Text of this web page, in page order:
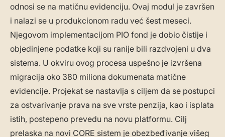
odnosi se na matičnu evidenciju. Ovaj modul je završen
i nalazi se u produkcionom radu već šest meseci.
Njegovom implementacijom PIO fond je dobio čistije i
objedinjene podatke koji su ranije bili razdvojeni u dva
sistema. U okviru ovog procesa uspešno je izvršena
migracija oko 380 miliona dokumenata matične
evidencije. Projekat se nastavlja s ciljem da se postupci
za ostvarivanje prava na sve vrste penzija, kao i isplata
istih, postepeno prevedu na novu platformu. Cilj
prelaska na novi CORE sistem je obezbeđivanje višeg